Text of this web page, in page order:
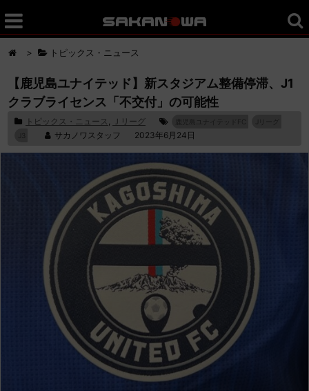
> トピックス・ニュース
【鹿児島ユナイテッド】新スタジアム整備停滞、J1
クラブライセンス「不交付」の可能性
トピックス・ニュース , Ｊリーグ
サカノワスタッフ 2023年6月24日